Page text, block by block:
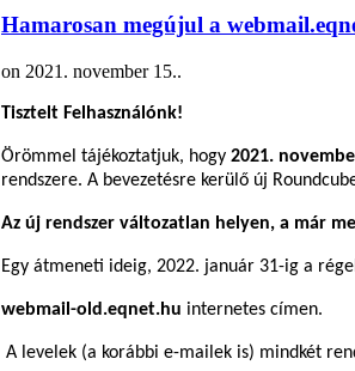
Hamarosan megújul a
on 2021. november 15..
Tisztelt Felhasználónk!
Örömmel tájékoztatjuk, hogy 2021.
rendszere. A bevezetésre kerülő új
Az új rendszer változatlan helyen, a már
Egy átmeneti ideig, 2022. január 31-ig a
webmail-old.eqnet.hu internetes címen.
A levelek (a korábbi e-mailek is) mindkét